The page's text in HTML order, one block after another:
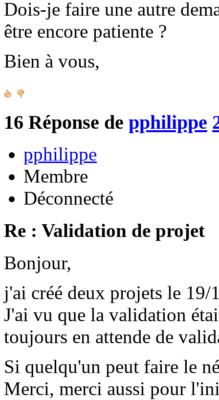
Dois-je faire une autre
être encore patiente ?
Bien à vous,
16 Réponse de pphilippe
pphilippe
Membre
Déconnecté
Re : Validation de projet
Bonjour,
j'ai créé deux projets le 19/
J'ai vu que la validation
toujours en attende de
Si quelqu'un peut faire le
Merci, merci aussi pour